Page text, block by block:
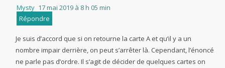
Mysty 17 mai 2019 à 8 h 05 min
Répondre
Je suis d’accord que si on retourne la carte A et qu’il y a un
nombre impair derrière, on peut s’arrêter là. Cependant, l’énoncé
ne parle pas d’ordre. Il s’agit de décider de quelques cartes on